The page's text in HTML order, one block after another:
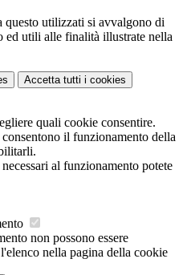
questo utilizzati si avvalgono di
ed utili alle finalità illustrate nella
Accetta tutti i cookies
quali cookie consentire.
il funzionamento della
al funzionamento potete
non possono essere
nella pagina della cookie